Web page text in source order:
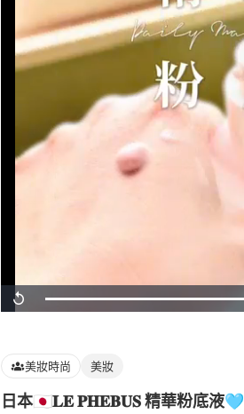
Replay Loaded:
100.00%
美妝時尚 美妝
日本🇯🇵𝐋𝐄 𝐏𝐇𝐄𝐁𝐔𝐒 精華粉底液🩵